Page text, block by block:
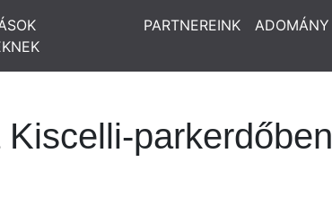
PARTNEREINK ADOMÁNY
parkerdőben